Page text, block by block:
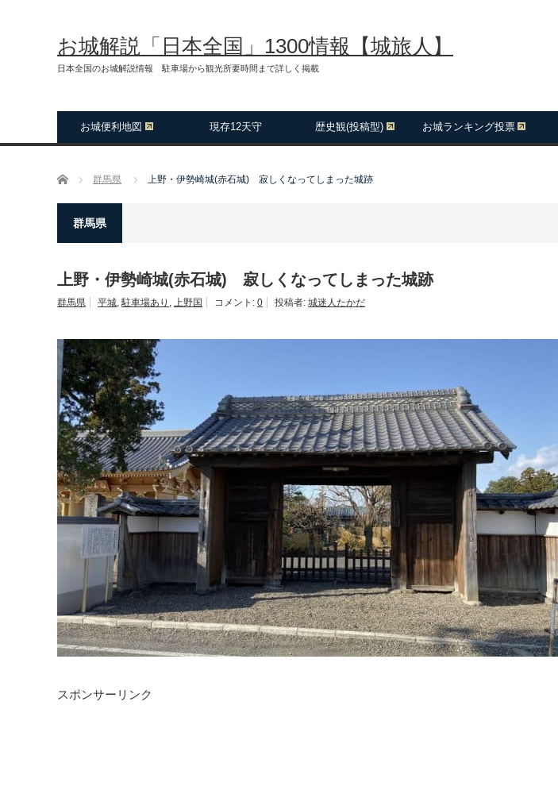
お城解説「日本全国」1300情報【城旅人】
日本全国のお城解説情報 駐車場から観光所要時間まで詳しく掲載
お城便利地図 現存12天守 歴史観(投稿型) お城ランキング投票
ホーム 群馬県 上野・伊勢崎城(赤石城) 寂しくなってしまった城跡
群馬県
上野・伊勢崎城(赤石城) 寂しくなってしまった城跡
群馬県 平城,駐車場あり , 上野国 コメント: 0 投稿者: 城迷人たかだ
スポンサーリンク